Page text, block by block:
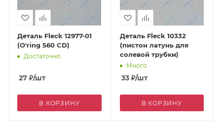
Деталь Fleck 12977-01
(O'ring 560 CD)
Достаточно
27 ₽/шт
В КОРЗИНУ
Деталь Fleck 10332
(пистон латунь для
солевой трубки)
Много
33₽/шт
В КОРЗИНУ